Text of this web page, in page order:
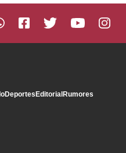
DeportesEditorialRumores